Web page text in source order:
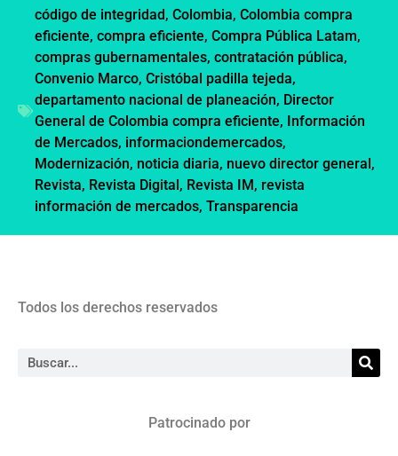
código de integridad, Colombia, Colombia compra
eficiente, compra eficiente, Compra Pública Latam,
compras gubernamentales, contratación pública,
Convenio Marco, Cristóbal padilla tejeda,
departamento nacional de planeación, Director
General de Colombia compra eficiente, Información
de Mercados, informaciondemercados,
Modernización, noticia diaria, nuevo director general,
Revista, Revista Digital, Revista IM, revista
información de mercados, Transparencia
Todos los derechos reservados
Patrocinado por